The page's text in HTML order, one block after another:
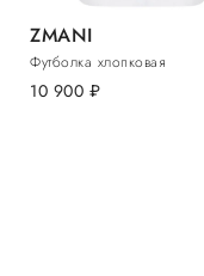
ZMANI
Футболка хлопковая
10 900 руб.